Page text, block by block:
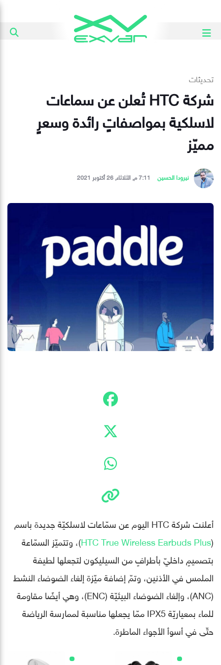
تحديثات
شركة HTC تُعلن عن سماعات
لاسلكية بمواصفاتٍ رائدة وسعرٍ
مميّز
نيرودا الحسين 7:11 م, الثلاثاء, 26 أكتوبر 2021
أعلنت شركة HTC اليوم عن سمّاعات لاسلكيّة جديدة باسم
(
HTC True Wireless Earbuds Plus)، وتتميّز السمّاعة
بتصميمٍ داخليّ بأطرافٍ من السيليكون لتجعلها لطيفة
الملمس في الأذنين، وتمّ إضافة ميّزة إلغاء الضوضاء النشط
(ANC)، وإلغاء الضوضاء البيئيّة (ENC)، وهي أيضًا مقاومة
للماء بمعياريّة IPX5 ممّا يجعلها مناسبة لممارسة الرياضة
حتّى في أسوأ الأجواء الماطرة.